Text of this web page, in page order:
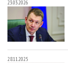
23.03.2026
28.11.2025